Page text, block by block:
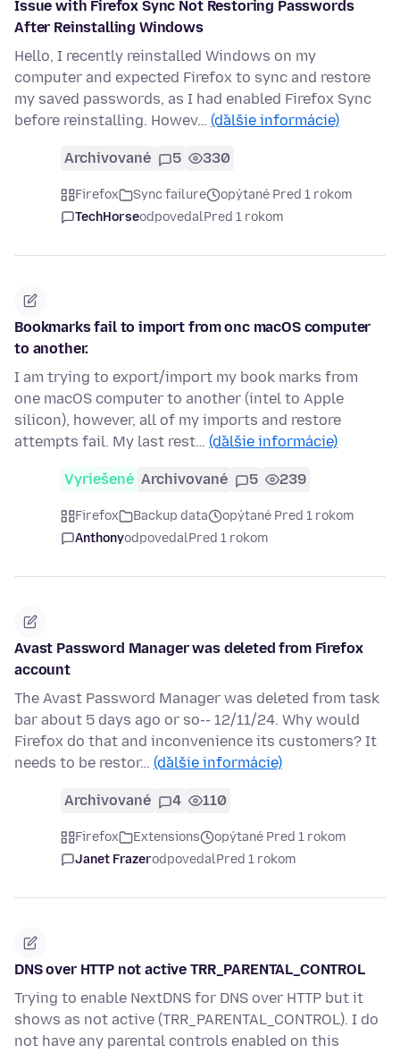
Issue with Firefox Sync Not Restoring Passwords
After Reinstalling Windows
Hello, I recently reinstalled Windows on my
computer and expected Firefox to sync and restore
my saved passwords, as I had enabled Firefox Sync
before reinstalling. Howev… (ďalšie informácie)
Archivované 5 330
Firefox Sync failure
opýtané Pred 1 rokom
TechHorseodpovedalPred 1 rokom
Bookmarks fail to import from onc macOS computer
to another.
I am trying to export/import my book marks from
one macOS computer to another (intel to Apple
silicon), however, all of my imports and restore
attempts fail. My last rest… (ďalšie informácie)
Vyriešené Archivované 5 239
Firefox Backup data
opýtané Pred 1 rokom
AnthonyodpovedalPred 1 rokom
Avast Password Manager was deleted from Firefox
account
The Avast Password Manager was deleted from task
bar about 5 days ago or so-- 12/11/24. Why would
Firefox do that and inconvenience its customers? It
needs to be restor… (ďalšie informácie)
Archivované 4 110
Firefox Extensions
opýtané Pred 1 rokom
Janet FrazerodpovedalPred 1 rokom
DNS over HTTP not active TRR_PARENTAL_CONTROL
Trying to enable NextDNS for DNS over HTTP but it
shows as not active (TRR_PARENTAL_CONTROL). I do
not have any parental controls enabled on this